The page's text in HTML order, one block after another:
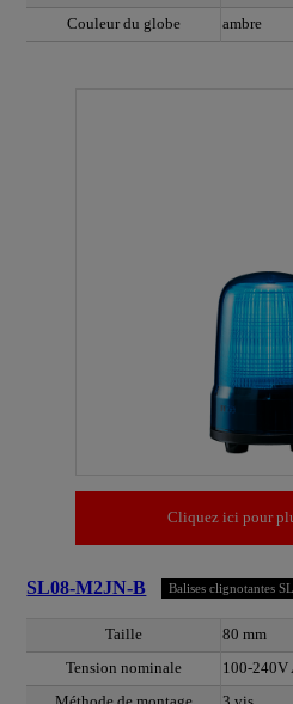
Couleur du globe
ambre
Cliquez ici pour
SL08-M2JN-B Balises clignotantes SL
Taille
80 mm
Tension nominale
100-240V